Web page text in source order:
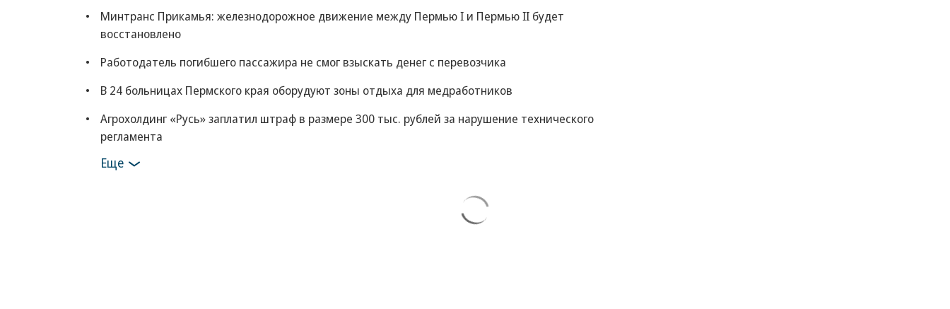
Минтранс Прикамья: железнодорожное движение между Пермью I и Пермью II будет
восстановлено
Работодатель погибшего пассажира не смог взыскать денег с перевозчика
В 24 больницах Пермского края оборудуют зоны отдыха для медработников
Агрохолдинг «Русь» заплатил штраф в размере 300 тыс. рублей за нарушение технического
регламента
Еще